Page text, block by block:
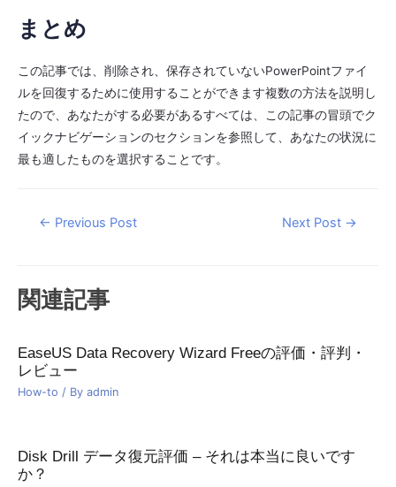
まとめ
この記事では、削除され、保存されていないPowerPointファイ
ルを回復するために使用することができます複数の方法を説明し
たので、あなたがする必要があるすべては、この記事の冒頭でク
イックナビゲーションのセクションを参照して、あなたの状況に
最も適したものを選択することです。
Post← Previous Post Next Post →
関連記事
EaseUS Data Recovery Wizard Freeの評価・評判・
レビュー
How-to / By admin
Disk Drill データ復元評価 – それは本当に良いです
か？